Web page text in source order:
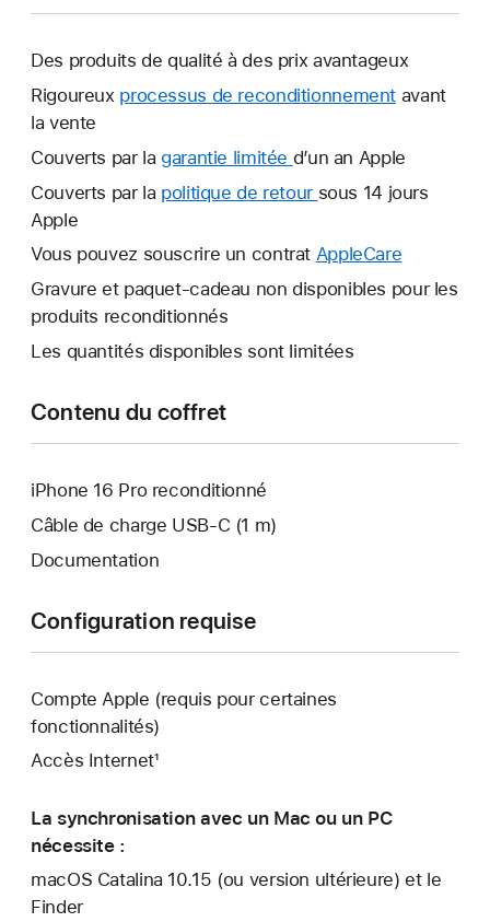
Des produits de qualité à des prix avantageux
Rigoureux processus de reconditionnement avant
la vente
Couverts par la garantie limitée Une
nouvelle
d’un an Apple
Couverts par la politique de retour Une
fenêtre
sous 14 jours
Apple
Vous pouvez souscrire un contrat AppleCare
nouvelle
Gravure et paquet-cadeau non disponibles pour les
produits reconditionnés
Les quantités disponibles sont limitées
Contenu du coffret
iPhone 16 Pro reconditionné
Câble de charge USB‑C (1 m)
Documentation
Configuration requise
Compte Apple (requis pour certaines
fonctionnalités)
Accès Internet¹
La synchronisation avec un Mac ou un PC
nécessite :
macOS Catalina 10.15 (ou version ultérieure) et le
Finder